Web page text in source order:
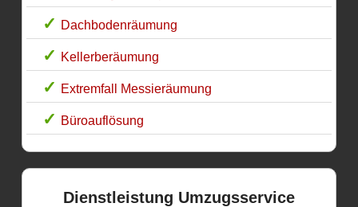
Dachbodenräumung
Kellerberäumung
Extremfall Messieräumung
Büroauflösung
Dienstleistung Umzugsservice